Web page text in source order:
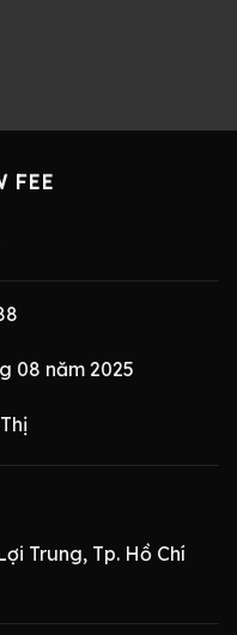
FEE
08 năm 2025
Trung, Tp. Hồ Chí